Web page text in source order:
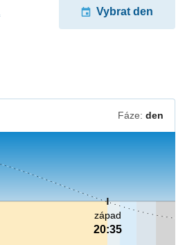
Vybrat den
Fáze: den
západ
20:35